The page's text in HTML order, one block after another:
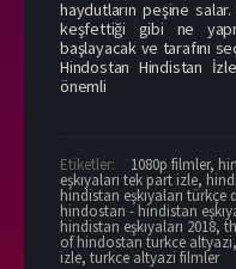
haydutların peşine
keşfettiği gibi ne
başlayacak ve tarafını
Hindostan Hindistan
önemli
Etiketler: 1080p filmler,
eşkıyaları tek part izle,
hindistan eşkıyaları türkçe
hindostan - hindistan
hindistan eşkıyaları 2018,
of hindostan turkce altyazi,
izle, turkce altyazi filmler